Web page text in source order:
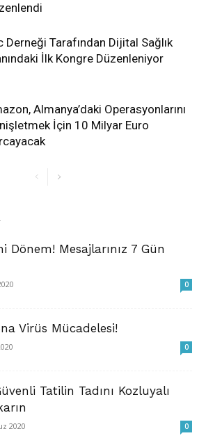
Derneği Tarafından Dijital Sağlık
İlk Kongre Düzenleniyor
Almanya’daki Operasyonlarını
İçin 10 Milyar Euro
Dönem! Mesajlarınız 7 Gün
0
Virüs Mücadelesi!
0
Tatilin Tadını Kozluyalı
2020 0